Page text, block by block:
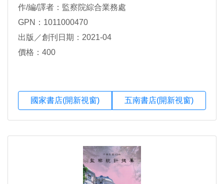
作/編/譯者：監察院綜合業務處
GPN：1011000470
出版／創刊日期：2021-04
價格：400
國家書店(開新視窗) 五南書店(開新視窗)